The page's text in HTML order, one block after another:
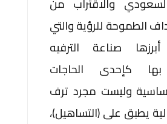
الطموحة للرؤية والتي
صناعة الترفيه
بها كإحدى الحاجات
وليست مجرد ترف
يطبق على (التساهيل)،